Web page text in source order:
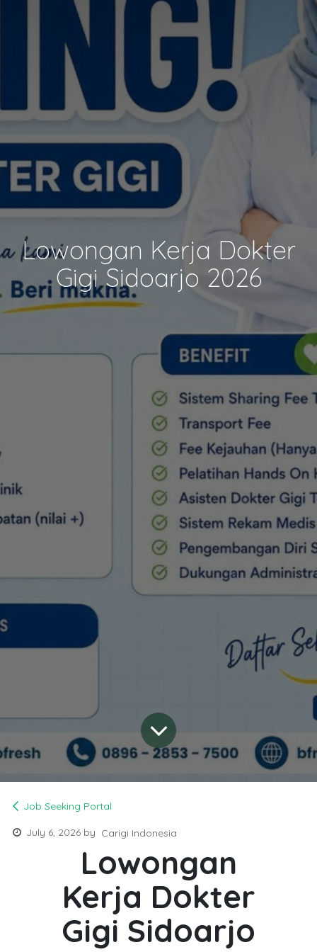
Lowongan Kerja Dokter
Gigi Sidoarjo 2026
Job Seeking Portal
July 6, 2026 by Carigi Indonesia
Lowongan
Kerja Dokter
Gigi Sidoarjo